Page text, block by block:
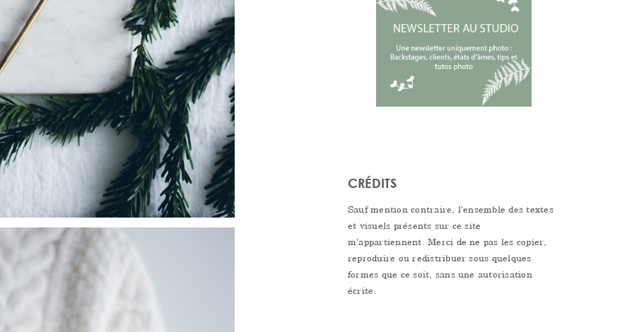
CRÉDITS
Sauf mention contraire, l’ensemble des textes
et visuels présents sur ce site
m’appartiennent. Merci de ne pas les copier,
reproduire ou redistribuer sous quelques
formes que ce soit, sans une autorisation
écrite.